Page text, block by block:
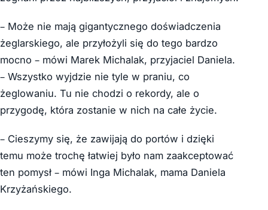
– Może nie mają gigantycznego doświadczenia
żeglarskiego, ale przyłożyli się do tego bardzo
mocno – mówi Marek Michalak, przyjaciel Daniela.
– Wszystko wyjdzie nie tyle w praniu, co
żeglowaniu. Tu nie chodzi o rekordy, ale o
przygodę, która zostanie w nich na całe życie.
– Cieszymy się, że zawijają do portów i dzięki
temu może trochę łatwiej było nam zaakceptować
ten pomysł – mówi Inga Michalak, mama Daniela
Krzyżańskiego.